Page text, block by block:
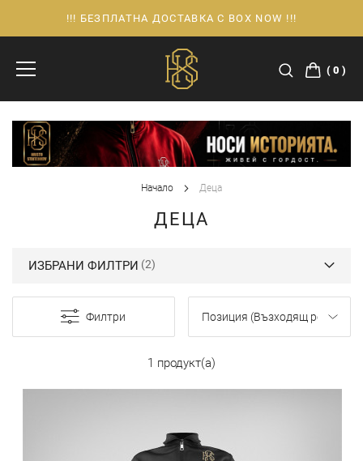
Прескачане
към
съдържанието
!!! БЕЗПЛАТНА ДОСТАВКА С BOX NOW !!!
0
Начало Деца
ДЕЦА
Филтри
ИЗБРАНИ ФИЛТРИ
1 продукт(а)